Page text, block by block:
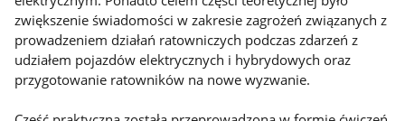
zwiększenie świadomości w zakresie zagrożeń związanych z
prowadzeniem działań ratowniczych podczas zdarzeń z
udziałem pojazdów elektrycznych i hybrydowych oraz
przygotowanie ratowników na nowe wyzwanie.